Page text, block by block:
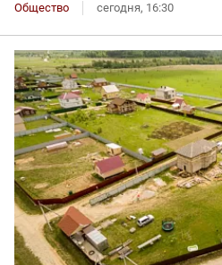
Общество сегодня, 16:30